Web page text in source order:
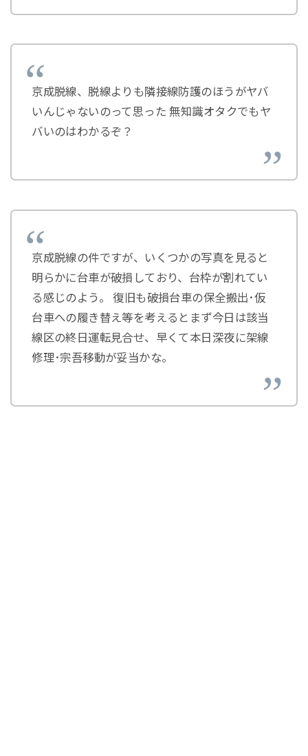
京成脱線、脱線よりも隣接線防護のほうがヤバ
いんじゃないのって思った 無知識オタクでもヤ
バいのはわかるぞ？
京成脱線の件ですが、いくつかの写真を見ると
明らかに台車が破損しており、台枠が割れてい
る感じのよう。 復旧も破損台車の保全搬出･仮
台車への履き替え等を考えるとまず今日は該当
線区の終日運転見合せ、早くて本日深夜に架線
修理･宗吾移動が妥当かな。